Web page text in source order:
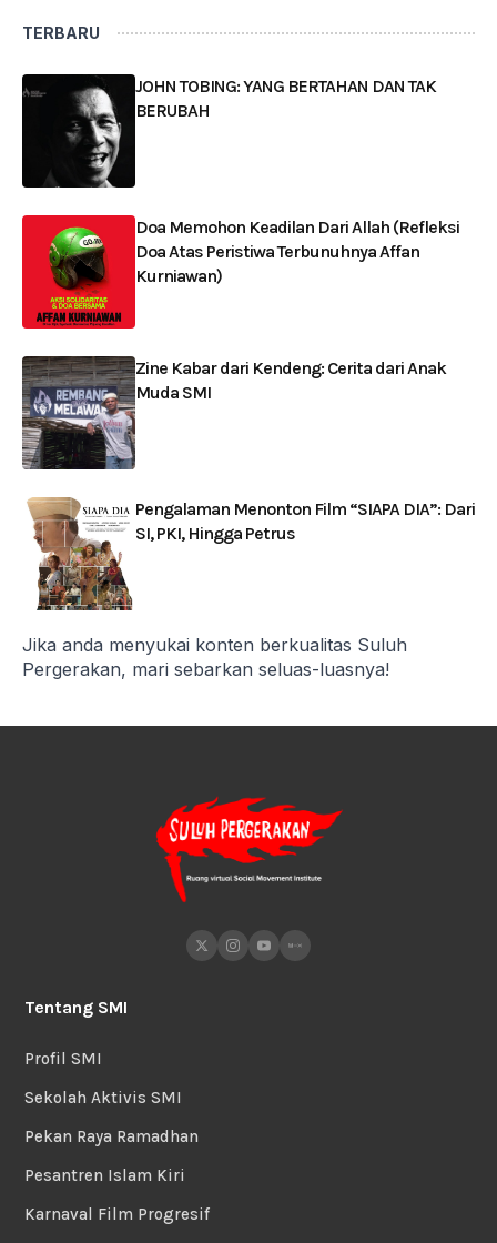
TERBARU
JOHN TOBING: YANG BERTAHAN DAN TAK
BERUBAH
Doa Memohon Keadilan Dari Allah (Refleksi
Doa Atas Peristiwa Terbunuhnya Affan
Kurniawan)
Zine Kabar dari Kendeng: Cerita dari Anak
Muda SMI
Pengalaman Menonton Film “SIAPA DIA”: Dari
SI, PKI, Hingga Petrus
Jika anda menyukai konten berkualitas Suluh
Pergerakan, mari sebarkan seluas-luasnya!
Tentang SMI
Profil SMI
Sekolah Aktivis SMI
Pekan Raya Ramadhan
Pesantren Islam Kiri
Karnaval Film Progresif